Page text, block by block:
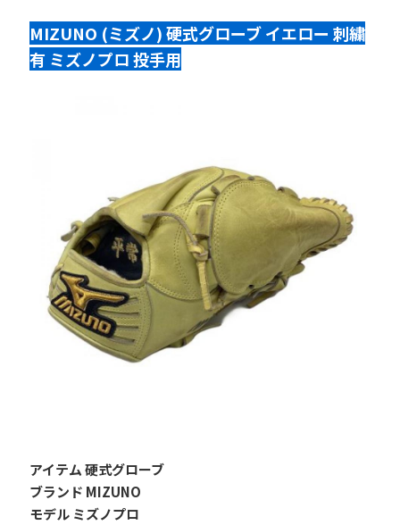
MIZUNO (ミズノ) 硬式グローブ イエロー 刺繍
有 ミズノプロ 投手用
アイテム 硬式グローブ
ブランド MIZUNO
モデル ミズノプロ